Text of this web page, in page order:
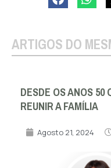
ARTIGOS DO
DESDE OS ANOS 50
REUNIR A FAMÍLIA
Agosto 21, 2024